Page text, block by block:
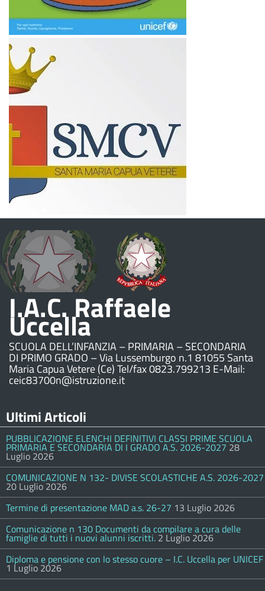
I.A.C. Raffaele
Uccella
SCUOLA DELL’INFANZIA – PRIMARIA – SECONDARIA
DI PRIMO GRADO – Via Lussemburgo n.1 81055 Santa
Maria Capua Vetere (Ce) Tel/fax 0823.799213 E-Mail:
ceic83700n@istruzione.it
Ultimi Articoli
PUBBLICAZIONE ELENCHI DEFINITIVI CLASSI PRIME SCUOLA
PRIMARIA E SECONDARIA DI I GRADO A.S. 2026-2027 28
Luglio 2026
COMUNICAZIONE N 132- DIVISE SCOLASTICHE A.S. 2026-2027
20 Luglio 2026
Termine di presentazione MAD a.s. 26-27 13 Luglio 2026
Comunicazione n 130 Documenti da compilare a cura delle
famiglie di tutti i nuovi alunni iscritti. 2 Luglio 2026
Diploma e pensione con lo stesso cuore – I.C. Uccella per UNICEF
1 Luglio 2026